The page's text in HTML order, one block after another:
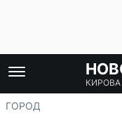
ГОРОД